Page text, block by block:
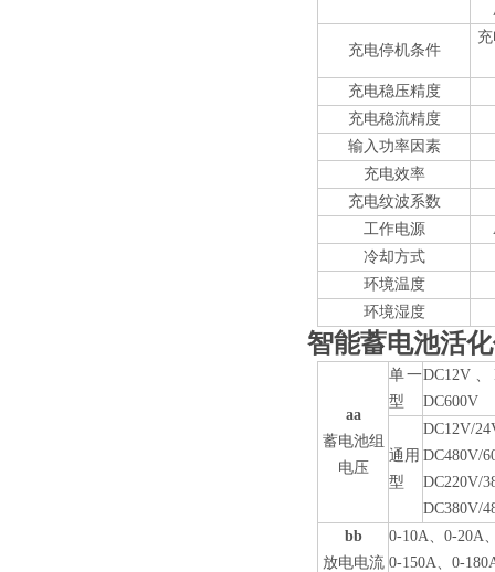
充电停机条件
充电稳压精度
充电稳流精度
输入功率因素
充电效率
充电纹波系数
工作电源
冷却方式
环境温度
环境湿度
智能蓄电池活
aa
蓄电池组
电压
单一
型
DC12V 、
DC600V
通用
型
DC12V/
DC480V/
DC220V/
DC380V/
bb
放电电流
0-10A、0-20A
0-150A、0-